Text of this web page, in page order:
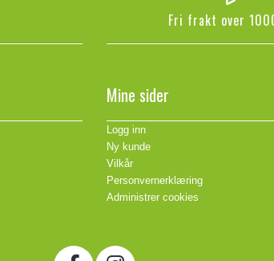
Fri frakt over
Mine sider
Logg inn
Ny kunde
Vilkår
Personvernerklæring
Administrer cookies